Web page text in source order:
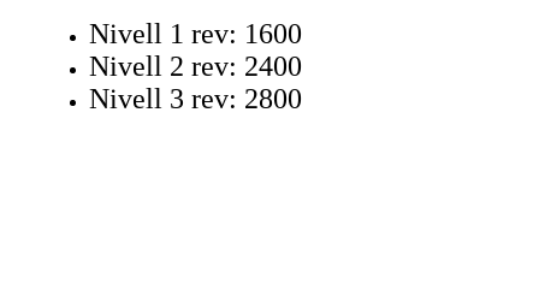
Nivell 1 rev: 1600
Nivell 2 rev: 2400
Nivell 3 rev: 2800